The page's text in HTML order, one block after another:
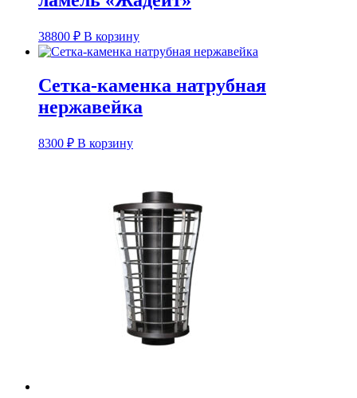
38800 ₽ В корзину
Сетка-каменка натрубная
нержавейка
8300 ₽ В корзину